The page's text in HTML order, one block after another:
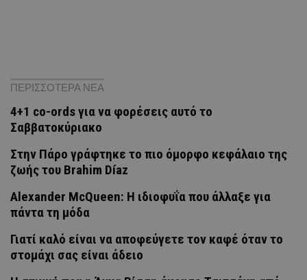
ΠΕΡΙΣΣΟΤΕΡΑ ΝΕΑ
4+1 co-ords για να φορέσεις αυτό το
Σαββατοκύριακο
Στην Πάρο γράφτηκε το πιο όμορφο κεφάλαιο της
ζωής του Brahim Díaz
Alexander McQueen: Η ιδιοφυΐα που άλλαξε για
πάντα τη μόδα
Γιατί καλό είναι να αποφεύγετε τον καφέ όταν το
στομάχι σας είναι άδειο